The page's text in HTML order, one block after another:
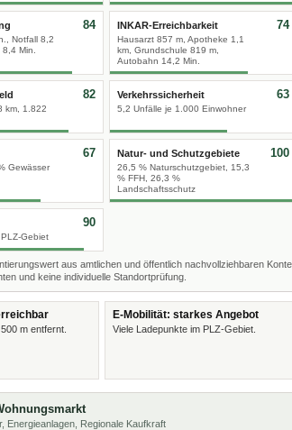
Notfall 8,2
Min.
84 INKAR-Erreichbarkeit
Hausarzt 857 m, Apotheke 1,1
km, Grundschule 819 m,
Autobahn 14,2 Min.
74
km, 1.822
82 Verkehrssicherheit
5,2 Unfälle je 1.000 Einwohner
63
Gewässer
67 Natur- und Schutzgebiete
26,5 % Naturschutzgebiet, 15,3
% FFH, 26,3 %
Landschaftsschutz
100
Gebiet
90
aus amtlichen und öffentlich nachvollziehbaren
und keine individuelle Standortprüfung.
m entfernt.
E-Mobilität: starkes Angebot
Viele Ladepunkte im PLZ-Gebiet.
Energieanlagen, Regionale Kaufkraft